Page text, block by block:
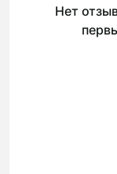
Нет